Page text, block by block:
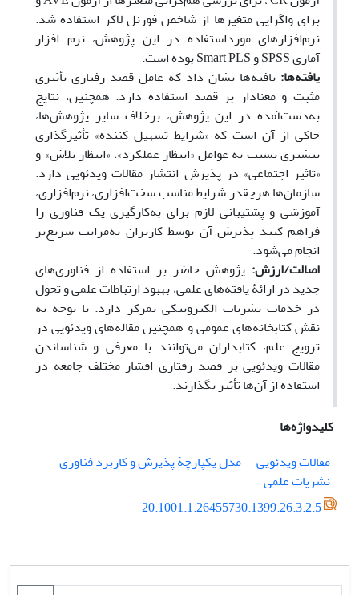
برای واگرایی متغیرها از شاخص فورنل لاکر استفاده شد.
نرم‌افزارهای مورداستفاده در این پژوهش، نرم افزار
آماریSPSSوSmart PLSبوده است.
یافته‌ها: یافته‌ها نشان داد که عامل قصد رفتاری تأثیری
مثبت و معنادار بر قصد استفاده دارد. همچنین، نتایج
به‌دست‌آمده در این پژوهش، برخلاف سایر پژوهش‌ها،
حاکی از آن است که «شرایط تسهیل کننده» تأثیرگذاری
بیشتری نسبت به عوامل «انتظار عملکرد»، «انتظار تلاش» و
«تاثیر اجتماعی» در پذیرش انتشار مقالات ویدئویی دارد.
سازمان‌ها هرچقدر شرایط مناسب سخت‌افزاری، نرم‌افزاری،
آموزشی و پشتیبانی لازم برای به‌کارگیری یک فناوری را
فراهم کنند پذیرش آن توسط کاربران به‌مراتب سریع‌تر
انجام می‌شود.
اصالت/ارزش: پژوهش حاضر بر استفاده از فناوری‌های
جدید در ارائۀ یافته‌های علمی، بهبود ارتباطات علمی ‌و تحول
در خدمات نشریات الکترونیکی تمرکز دارد. با توجه به
نقش کتابخانه‌های عمومی و همچنین مقالههای ویدئویی در
ترویج علم، کتابداران می‌توانند با معرفی و شناساندن
مقالات ویدئویی بر قصد رفتاری اقشار مختلف جامعه در
استفاده از آنها تأثیر بگذارند.
کلیدواژه‌ها
مقالات ویدئویی
مدل یکپارچۀ پذیرش و کاربرد فناوری
نشریات علمی
20.1001.1.26455730.1399.26.3.2.5